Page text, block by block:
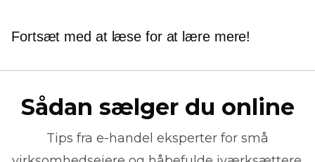
Fortsæt med at læse for at lære mere!
Sådan sælger du online
Tips fra e-handel eksperter for små